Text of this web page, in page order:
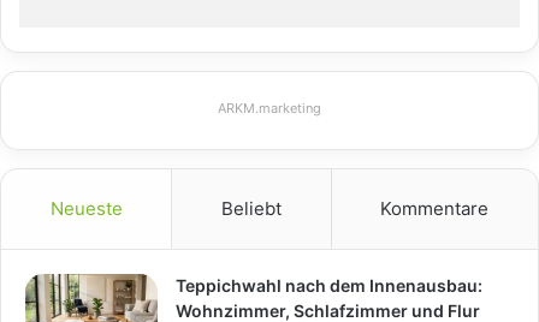
ARKM.marketing
Neueste Beliebt Kommentare
Teppichwahl nach dem Innenausbau:
Wohnzimmer, Schlafzimmer und Flur